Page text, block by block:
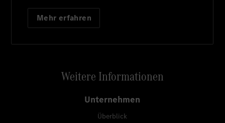
Mehr erfahren
Weitere Informationen
Unternehmen
Überblick